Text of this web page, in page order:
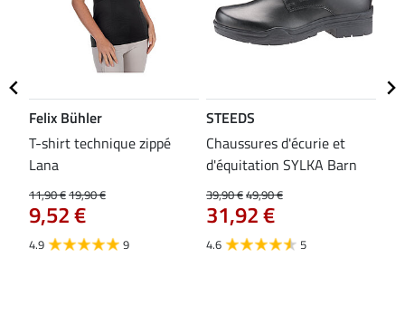
Felix Bühler
T-shirt technique zippé
Lana
11,90 €19,90 €
9,52 €
4.9 9
STEEDS
Chaussures d'écurie et
d'équitation SYLKA Barn
39,90 €49,90 €
31,92 €
4.6 5